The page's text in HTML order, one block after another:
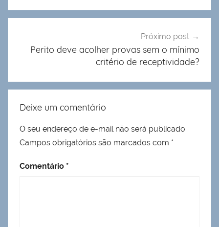
Próximo post
Perito deve acolher provas sem o mínimo
critério de receptividade?
Deixe um comentário
O seu endereço de e-mail não será publicado.
Campos obrigatórios são marcados com *
Comentário *